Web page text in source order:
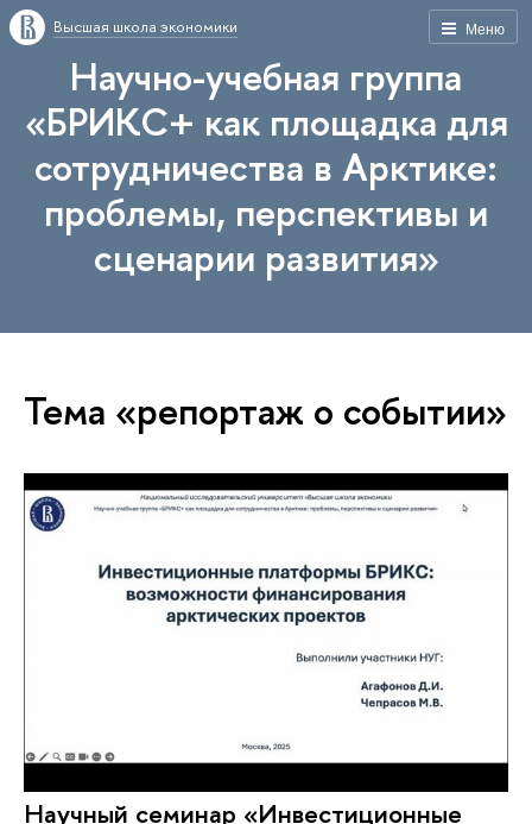
Меню
Высшая школа экономики
Научно-учебная группа
«БРИКС+ как площадка для
сотрудничества в Арктике:
проблемы, перспективы и
сценарии развития»
Тема «репортаж о событии»
Научный семинар «Инвестиционные